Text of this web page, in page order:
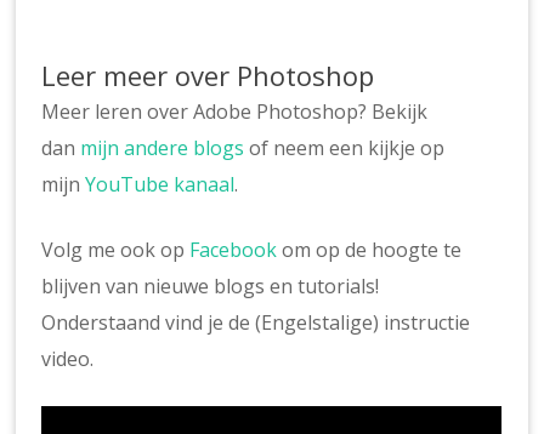
Leer meer over Photoshop
Meer leren over Adobe Photoshop? Bekijk
dan mijn andere blogs of neem een kijkje op
mijnYouTube kanaal.
Volg me ook op Facebookom op de hoogte te
blijven van nieuwe blogs en tutorials!
Onderstaand vind je de (Engelstalige) instructie
video.